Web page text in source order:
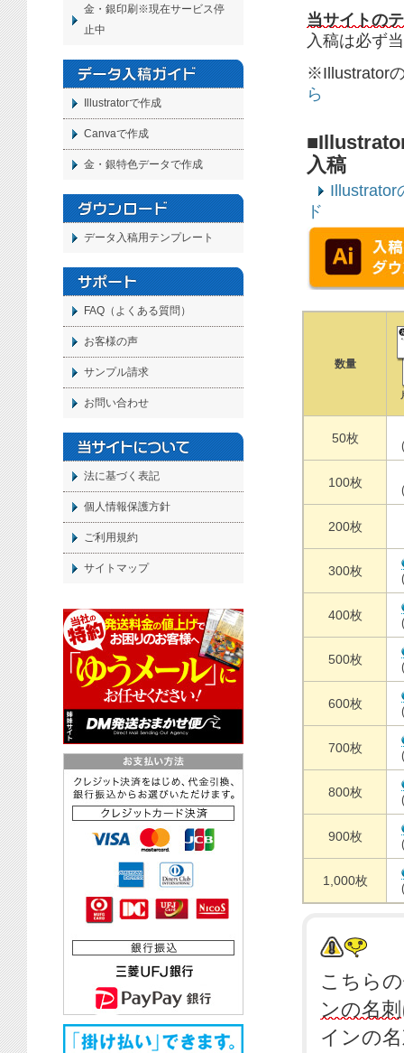
当サイトの
入稿は必ず
※Illustrator
ら
入稿
Illustrator
ド
数量
50枚
100枚
200枚
300枚
400枚
500枚
600枚
700枚
800枚
900枚
1,000枚
こちら
ンの名刺
インの
金・銀印刷※現在サービス停
止中
Illustratorで作成
Canvaで作成
金・銀特色データで作成
データ入稿用テンプレート
FAQ（よくある質問）
お客様の声
サンプル請求
お問い合わせ
法に基づく表記
個人情報保護方針
ご利用規約
サイトマップ